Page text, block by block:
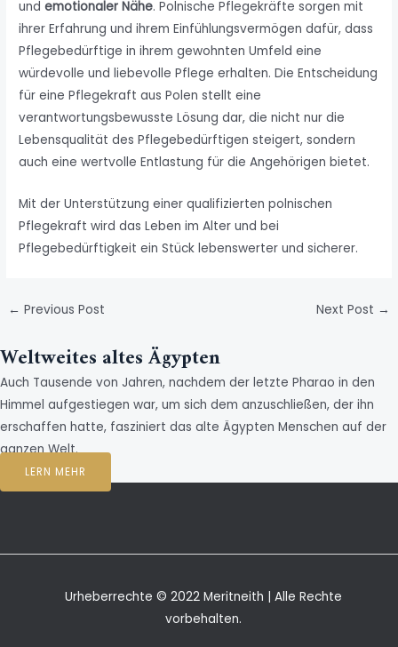
undemotionaler Nähe. Polnische Pflegekräfte sorgen mit
ihrer Erfahrung und ihrem Einfühlungsvermögen dafür, dass
Pflegebedürftige in ihrem gewohnten Umfeld eine
würdevolle und liebevolle Pflege erhalten. Die Entscheidung
für eine Pflegekraft aus Polen stellt eine
verantwortungsbewusste Lösung dar, die nicht nur die
Lebensqualität des Pflegebedürftigen steigert, sondern
auch eine wertvolle Entlastung für die Angehörigen bietet.
Mit der Unterstützung einer qualifizierten polnischen
Pflegekraft wird das Leben im Alter und bei
Pflegebedürftigkeit ein Stück lebenswerter und sicherer.
← Previous Post Next Post →
Weltweites altes Ägypten
Auch Tausende von Jahren, nachdem der letzte Pharao in den
Himmel aufgestiegen war, um sich dem anzuschließen, der ihn
erschaffen hatte, fasziniert das alte Ägypten Menschen auf der
ganzen Welt.
LERN MEHR
Urheberrechte © 2022 Meritneith | Alle Rechte
vorbehalten.